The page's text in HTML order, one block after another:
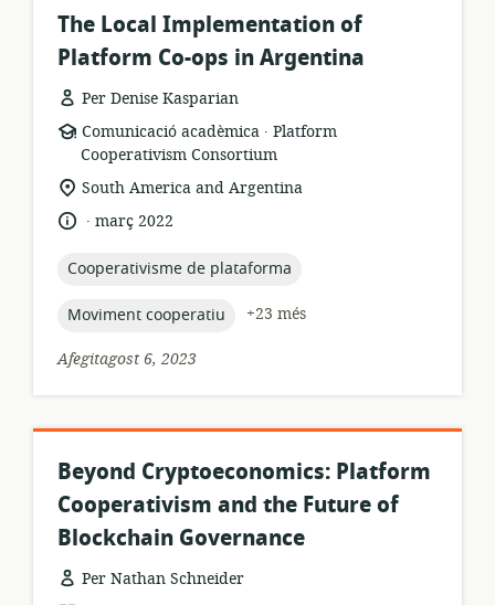
The Local Implementation of
Platform Co-ops in Argentina
Per Denise Kasparian
format
dels
recursos:
Comunicació acadèmica .
publicador:
Platform
Cooperativism Consortium
ubicació
rellevant:
South America and Argentina
idioma:
.
data
publicació:
març 2022
topic:
Cooperativisme de plataforma
topic:
Moviment cooperatiu
+23 més
Afegitagost 6, 2023
Beyond Cryptoeconomics: Platform
Cooperativism and the Future of
Blockchain Governance
Per Nathan Schneider